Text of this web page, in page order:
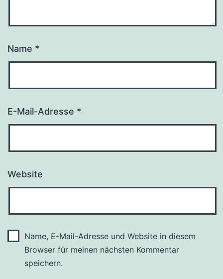
Name *
E-Mail-Adresse *
Website
Name, E-Mail-Adresse und Website in diesem
Browser für meinen nächsten Kommentar
speichern.